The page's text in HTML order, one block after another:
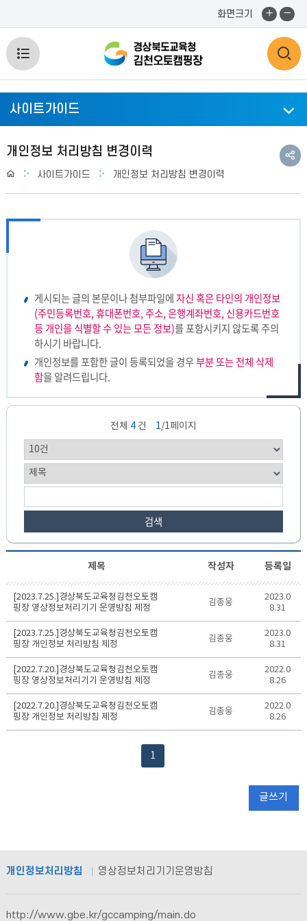
화면크기
화
면
확
대
화
면
축
검
색
영
역
기
전
체
메
뉴
열
기
사이트가이드
개인정보 처리방침 변경이력
Home사이트가이드 개인정보 처리방침 변경이력
공
유
기
게시되는 글의 본문이나 첨부파일에자신 혹은 타인의 개인정보
(주민등록번호, 휴대폰번호, 주소, 은행계좌번호, 신용카드번호
등 개인을 식별할 수 있는 모든 정보)를 포함시키지 않도록 주의
하시기 바랍니다.
개인정보를 포함한 글이 등록되었을 경우부분 또는 전체 삭제
함을 알려드립니다.
전체 4 건 1/1페이지
검색
개
인
정
보
리
방
침
변
경
제
목,
작
성
제목 작성자 등록일
[2023.7.25.]경상북도교육청김천오토캠
핑장 영상정보처리기기 운영방침 제정
김종웅
2023.0
8.31
[2023.7.25.]경상북도교육청김천오토캠
핑장 개인정보 처리방침 제정
김종웅
2023.0
8.31
[2022.7.20.]경상북도교육청김천오토캠
핑장 영상정보처리기기 운영방침 제정
김종웅
2022.0
8.26
[2022.7.20.]경상북도교육청김천오토캠
핑장 개인정보 처리방침 제정
김종웅
2022.0
8.26
1
글쓰기
개인정보처리방침 영상정보처리기기운영방침
http://www.gbe.kr/gccamping/main.do